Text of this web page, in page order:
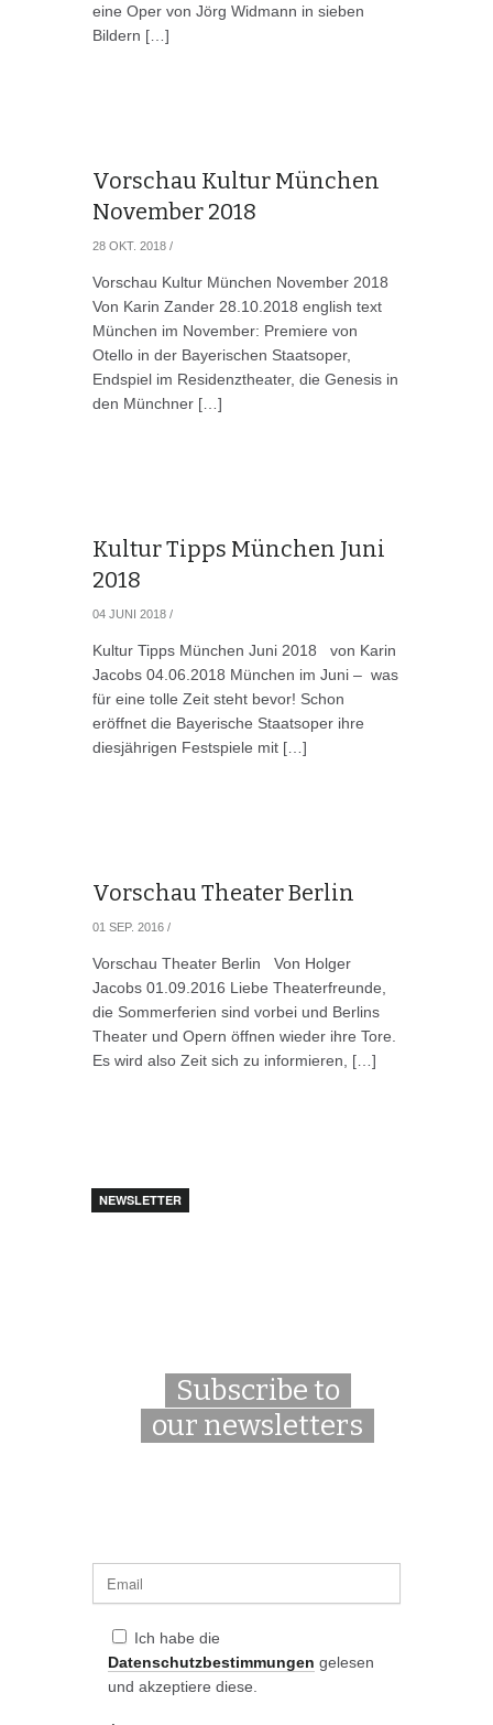
eine Oper von Jörg Widmann in sieben
Bildern […]
Vorschau Kultur München
November 2018
28 OKT. 2018 /
Vorschau Kultur München November 2018
Von Karin Zander 28.10.2018 english text
München im November: Premiere von
Otello in der Bayerischen Staatsoper,
Endspiel im Residenztheater, die Genesis in
den Münchner […]
Kultur Tipps München Juni
2018
04 JUNI 2018 /
Kultur Tipps München Juni 2018 von Karin
Jacobs 04.06.2018 München im Juni – was
für eine tolle Zeit steht bevor! Schon
eröffnet die Bayerische Staatsoper ihre
diesjährigen Festspiele mit […]
Vorschau Theater Berlin
01 SEP. 2016 /
Vorschau Theater Berlin Von Holger
Jacobs 01.09.2016 Liebe Theaterfreunde,
die Sommerferien sind vorbei und Berlins
Theater und Opern öffnen wieder ihre Tore.
Es wird also Zeit sich zu informieren, […]
NEWSLETTER
Subscribe to
our newsletters
Ich habe die
Datenschutzbestimmungen gelesen
und akzeptiere diese.